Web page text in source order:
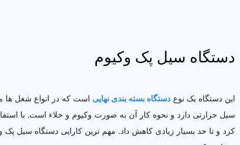
دستگاه سیل پک وکیوم
این دستگاه یک نوع دستگاه بسته بندی نهایی است که در انواع شغل ها
سیل حرارتی دارد و نحوه کار آن به صورت وکیوم و خلاء است. با
کرد و تا حد بسیار زیادی کاهش داد. مهم ترین کارایی دستگاه سیل